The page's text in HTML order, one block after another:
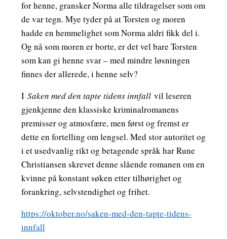
for henne, gransker Norma alle tildragelser som om
de var tegn. Mye tyder på at Torsten og moren
hadde en hemmelighet som Norma aldri fikk del i.
Og nå som moren er borte, er det vel bare Torsten
som kan gi henne svar – med mindre løsningen
finnes der allerede, i henne selv?
I Saken med den tapte tidens innfallvil leseren
gjenkjenne den klassiske kriminalromanens
premisser og atmosfære, men først og fremst er
dette en fortelling om lengsel. Med stor autoritet og
i et usedvanlig rikt og betagende språk har Rune
Christiansen skrevet denne slående romanen om en
kvinne på konstant søken etter tilhørighet og
forankring, selvstendighet og frihet.
https://oktober.no/saken-med-den-tapte-tidens-
innfall